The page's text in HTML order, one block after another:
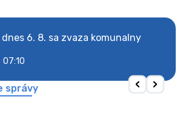
6. 8. sa zvaza komunalny
správy